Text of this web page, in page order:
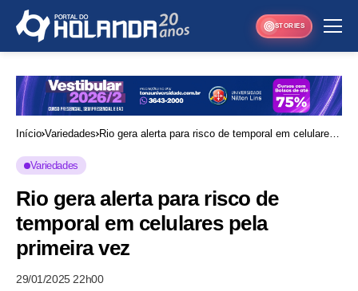
STORIES
Início Variedades Rio gera alerta para risco de temporal em celulares
Variedades
Rio gera alerta para risco de
temporal em celulares pela
primeira vez
29/01/2025 22h00